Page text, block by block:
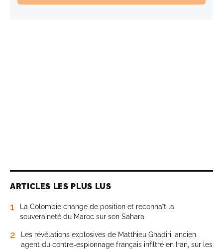
ARTICLES LES PLUS LUS
1
La Colombie change de position et reconnaît la
souveraineté du Maroc sur son Sahara
2
Les révélations explosives de Matthieu Ghadiri, ancien
agent du contre-espionnage français infiltré en Iran, sur les